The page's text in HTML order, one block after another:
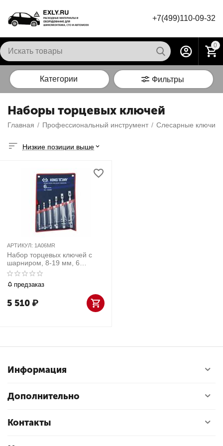
+7(499)110-09-32
0
Категории Фильтры
Наборы торцевых ключей
Главная / Профессиональный инструмент / Слесарные ключи
Низкие позиции выше
АРТИКУЛ: 1A06MR
Набор торцевых ключей с
шарниром, 8-19 мм, 6
предметов
предзаказ
5 510₽
Информация
Дополнительно
Контакты